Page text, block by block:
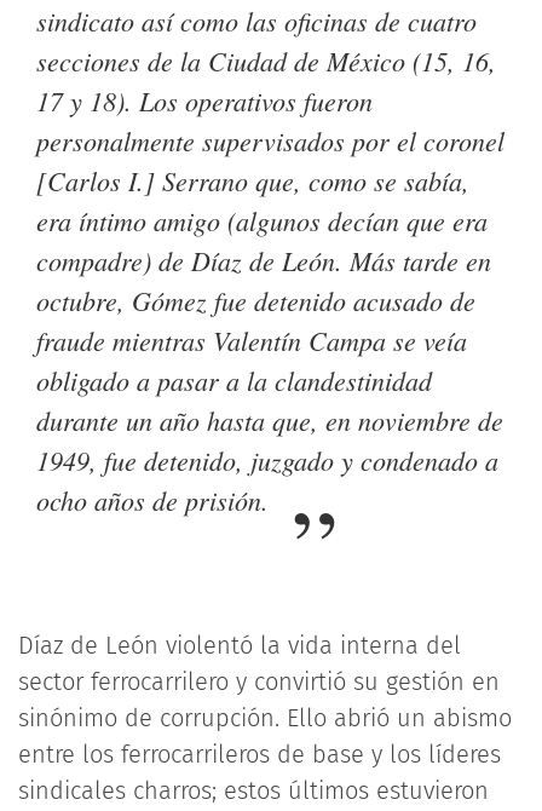
sindicato así como las oficinas de cuatro
secciones de la Ciudad de México (15, 16,
17 y 18). Los operativos fueron
personalmente supervisados por el coronel
[Carlos I.] Serrano que, como se sabía,
era íntimo amigo (algunos decían que era
compadre) de Díaz de León. Más tarde en
octubre, Gómez fue detenido acusado de
fraude mientras Valentín Campa se veía
obligado a pasar a la clandestinidad
durante un año hasta que, en noviembre de
1949, fue detenido, juzgado y condenado a
ocho años de prisión.
Díaz de León violentó la vida interna del
sector ferrocarrilero y convirtió su gestión en
sinónimo de corrupción. Ello abrió un abismo
entre los ferrocarrileros de base y los líderes
sindicales charros; estos últimos estuvieron